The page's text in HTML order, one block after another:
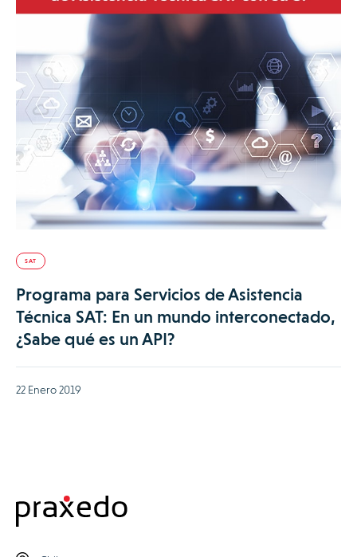
SAT
Programa para Servicios de Asistencia
Técnica SAT: En un mundo interconectado,
¿Sabe qué es un API?
22 Enero 2019